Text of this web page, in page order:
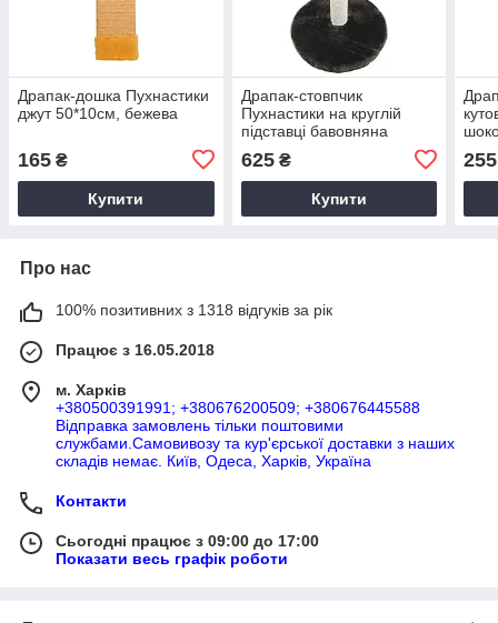
Драпак-дошка Пухнастики
джут 50*10см, бежева
165 ₴
Купити
Драпак-стовпчик
Пухнастики на круглій
підставці бавовняна
стрічка 50*38см, шоколад
625₴
Купити
255
Про нас
100% позитивних з 1318 відгуків за рік
Працює з 16.05.2018
м. Харків
+380500391991; +380676200509; +380676445588
Відправка замовлень тільки поштовими
службами.Самовивозу та кур'єрської доставки з наших
складів немає. Київ, Одеса, Харків, Україна
Контакти
Сьогодні працює з 09:00 до 17:00
Показати весь графік роботи